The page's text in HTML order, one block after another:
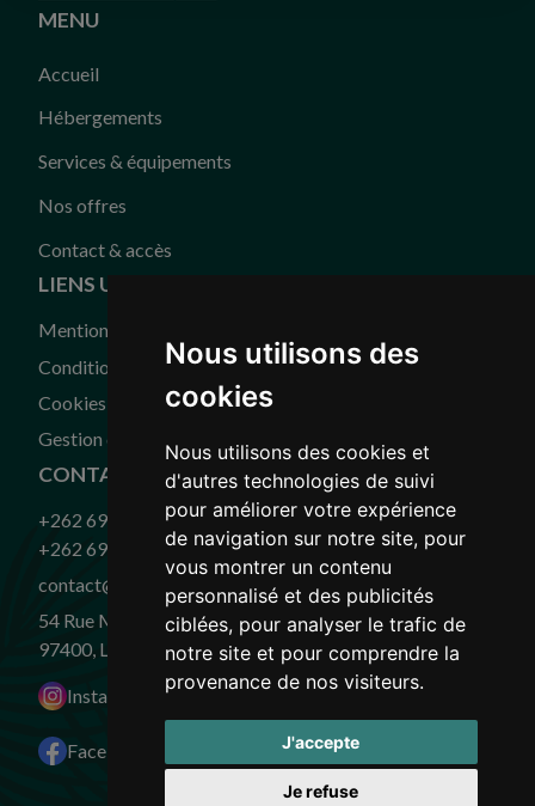
Nous utilisons des
cookies
Nous utilisons des cookies et
d'autres technologies de suivi
pour améliorer votre expérience
de navigation sur notre site, pour
vous montrer un contenu
personnalisé et des publicités
ciblées, pour analyser le trafic de
notre site et pour comprendre la
provenance de nos visiteurs.
J'accepte
Je refuse
MENU
Accueil
Hébergements
Services & équipements
Nos offres
Contact & accès
LIENS UTILES
Mentions légales
Conditions générales de vente
Cookies
Gestion des cookies
CONTACT
+262 693 00 76 48
+262 693 00 67 63
contact@closdelariviere.re
54 Rue Militaire, Saint-Denis
97400, La Réunion
Instagram
Facebook